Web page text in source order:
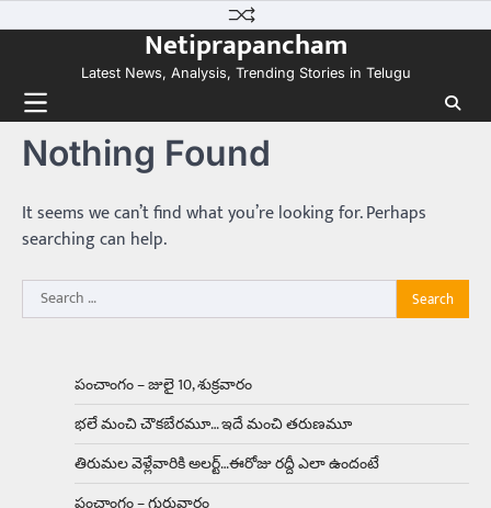
to
Netiprapancham
Latest News, Analysis, Trending Stories in Telugu
Nothing Found
It seems we can’t find what you’re looking for. Perhaps
searching can help.
Search
for:
పంచాంగం – జులై 10, శుక్రవారం
భలే మంచి చౌకబేరమూ… ఇదే మంచి తరుణమూ
తిరుమల వెళ్లేవారికి అలర్ట్‌…ఈరోజు రద్దీ ఎలా ఉందంటే
కలను నిజం చేసిన కారు ఏదైనా ఉందంటే అది మారుతి
800. ఇప్పుడు…
4
Trending
ఏంది గురూ ఇంత అందంగా ఉన్నాడు…
అమ్మాయిలే కాదు అబ్బాయిలు సైతం
Balachander
అందమైన అమ్మాయిని పుత్తడి బొమ్మఅని లేదా బాపూ
బోమ్మ అని పిలుస్తాం. స్పెయిన్‌ అమ్మాయిలు చాలా
అందంగా ఉంటారనే నానుడి…
Balachander
ఉత్తర ప్రదేశ్‌లోని ఝాన్సీ జిల్లాలో ఒక వింతైన రోడ్డు
ప్రమాదం చోటుచేసుకుంది. ఝాన్సీ–కాన్పూర్ జాతీయ
రహదారిపై వేల సంఖ్యలో బీరు…
Trending